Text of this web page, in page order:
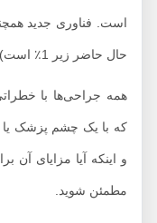
است. فناوری جدید
حال حاضر زیر 1٪ است).
همه جراحی‌ها با خطراتی
که با یک چشم پزشک یا
و اینکه آیا مزایای آن
مطمئن شوید.